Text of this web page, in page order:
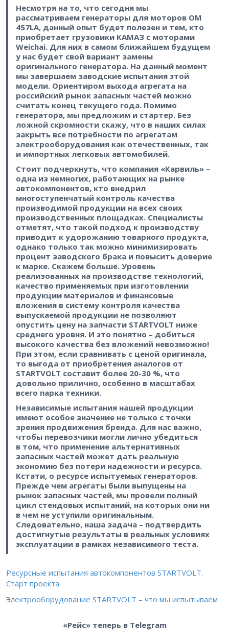
Несмотря на то, что сегодня мы
рассматриваем генераторы для моторов OM
457LA, данный опыт будет полезен и тем, кто
приобретает грузовики КАМАЗ с моторами
Weichai. Для них в самом ближайшем будущем
у нас будет свой вариант замены
оригинального генератора. На данный момент
мы завершаем заводские испытания этой
модели. Ориентиром выхода агрегата на
российский рынок запасных частей можно
считать конец текущего года. Помимо
генератора, мы предложим и стартер. Без
ложной скромности скажу, что в наших силах
закрыть все потребности по агрегатам
электрооборудования как отечественных, так
и импортных легковых автомобилей.
Стоит подчеркнуть, что компания «Карвиль» – ​
одна из немногих, работающих на рынке
автокомпонентов, кто внедрил
многоступенчатый контроль качества
производимой продукции на всех своих
производственных площадках. Специалисты
отметят, что такой подход к производству
приводит к удорожанию товарного продукта,
однако только так можно минимизировать
процент заводского брака и повысить доверие
к марке. Скажем больше. Уровень
реализованных на производстве технологий,
качество применяемых при изготовлении
продукции материалов и финансовые
вложения в систему контроля качества
выпускаемой продукции не позволяют
опустить цену на запчасти STARTVOLT ниже
среднего уровня. И это понятно – ​добиться
высокого качества без вложений невозможно!
При этом, если сравнивать с ценой оригинала,
то выгода от приобретения аналогов от
STARTVOLT составит более 20-30 %, что
довольно прилично, особенно в масштабах
всего парка техники.
Независимые испытания нашей продукции
имеют особое значение не только с точки
зрения продвижения бренда. Для нас важно,
чтобы перевозчики могли лично убедиться
в том, что применение альтернативных
запасных частей может дать реальную
экономию без потери надежности и ресурса.
Кстати, о ресурсе испытуемых генераторов.
Прежде чем агрегаты были выпущены на
рынок запасных частей, мы провели полный
цикл стендовых испытаний, на которых они ни
в чем не уступили оригинальным.
Следовательно, наша задача – ​подтвердить
достигнутые результаты в реальных условиях
эксплуатации в рамках независимого теста.
Ресурсные испытания автокомпонентов STARTVOLT.
Старт проекта
Электрооборудование STARTVOLT – что мы испытываем
«Рейс» теперь в Telegram